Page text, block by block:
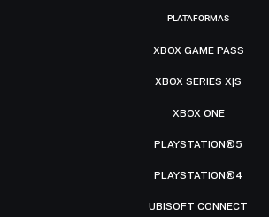
PLATAFORMAS
XBOX GAME PASS
XBOX SERIES X|S
XBOX ONE
PLAYSTATION®5
PLAYSTATION®4
UBISOFT CONNECT